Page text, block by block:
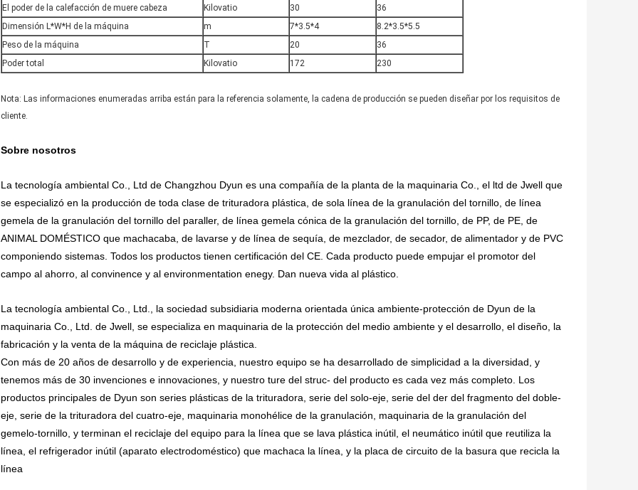
El poder de la calefacción de muere cabeza
Kilovatio 30
36
Dimensión L*W*H de la máquina
m 7*3.5*4
8.2*3.5*5.5
Peso de la máquina
T 20
36
Poder total
Kilovatio 172 230
Nota: Las informaciones enumeradas arriba están para la referencia solamente, la cadena de producción se pueden diseñar por los requisitos de
cliente.
Sobre nosotros
La tecnología ambiental Co., Ltd de Changzhou Dyun es una compañía de la planta de la maquinaria Co., el ltd de Jwell que
se especializó en la producción de toda clase de trituradora plástica, de sola línea de la granulación del tornillo, de línea
gemela de la granulación del tornillo del paraller, de línea gemela cónica de la granulación del tornillo, de PP, de PE, de
ANIMAL DOMÉSTICO que machacaba, de lavarse y de línea de sequía, de mezclador, de secador, de alimentador y de PVC
componiendo sistemas. Todos los productos tienen certificación del CE. Cada producto puede empujar el promotor del
campo al ahorro, al convinence y al environmentation enegy. Dan nueva vida al plástico.
La tecnología ambiental Co., Ltd., la sociedad subsidiaria moderna orientada única ambiente-protección de Dyun de la
maquinaria Co., Ltd. de Jwell, se especializa en maquinaria de la protección del medio ambiente y el desarrollo, el diseño, la
fabricación y la venta de la máquina de reciclaje plástica.
Con más de 20 años de desarrollo y de experiencia, nuestro equipo se ha desarrollado de simplicidad a la diversidad, y
tenemos más de 30 invenciones e innovaciones, y nuestro ture del struc- del producto es cada vez más completo. Los
productos principales de Dyun son series plásticas de la trituradora, serie del solo-eje, serie del der del fragmento del doble-
eje, serie de la trituradora del cuatro-eje, maquinaria monohélice de la granulación, maquinaria de la granulación del
gemelo-tornillo, y terminan el reciclaje del equipo para la línea que se lava plástica inútil, el neumático inútil que reutiliza la
línea, el refrigerador inútil (aparato electrodoméstico) que machaca la línea, y la placa de circuito de la basura que recicla la
línea